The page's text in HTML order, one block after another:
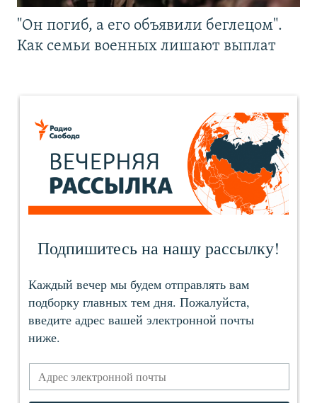
"Он погиб, а его объявили беглецом".
Как семьи военных лишают выплат